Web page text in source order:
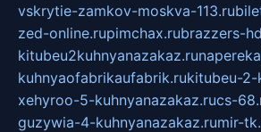
vskrytie-zamkov-moskva-113.ru
zed-online.rupimchax.rubrazzers-
kitubeu2kuhnyanazakaz.ru
kuhnyaofabrikaufabrik.rukitubeu-2-
xehyroo-5-kuhnyanazakaz.rucs-
guzywia-4-kuhnyanazakaz.rumir-